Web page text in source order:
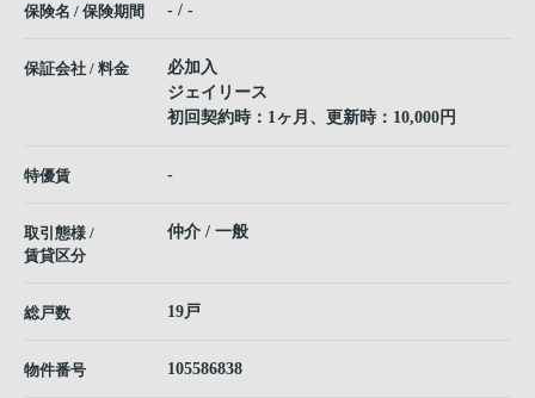
保険名 / 保険期間 - / -
保証会社 / 料金
必加入
ジェイリース
初回契約時：1ヶ月、更新時：10,000円
特優賃 -
取引態様 /
賃貸区分
仲介 / 一般
総戸数 19戸
物件番号 105586838